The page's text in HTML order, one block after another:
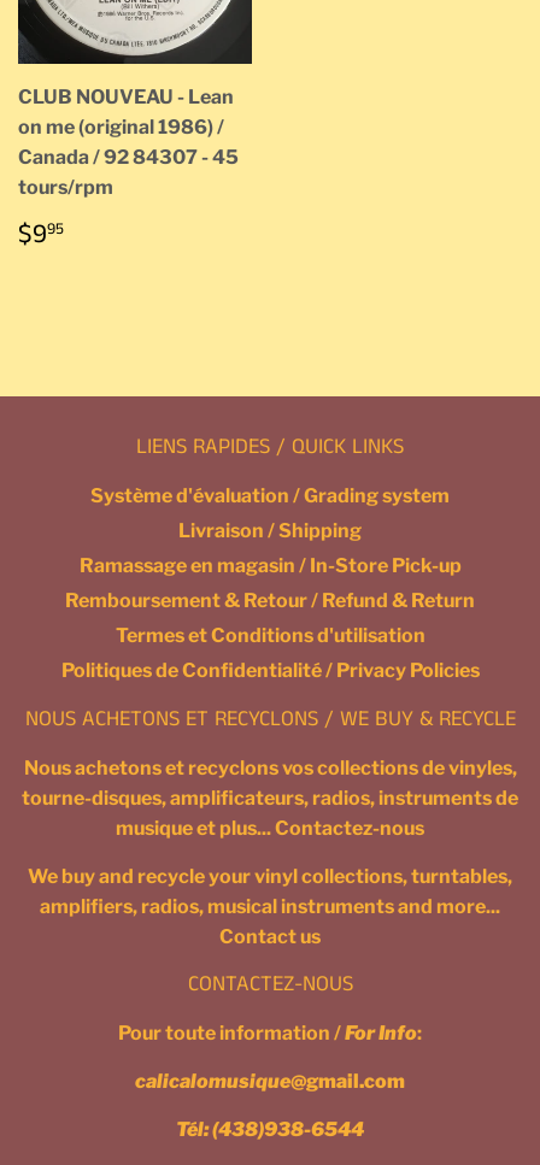
CLUB NOUVEAU - Lean
on me (original 1986) /
Canada / 92 84307 - 45
tours/rpm
PRIX
RÉGULIER
$995
LIENS RAPIDES / QUICK LINKS
Système d'évaluation / Grading system
Livraison / Shipping
Ramassage en magasin / In-Store Pick-up
Remboursement & Retour / Refund & Return
Termes et Conditions d'utilisation
Politiques de Confidentialité / Privacy Policies
NOUS ACHETONS ET RECYCLONS / WE BUY & RECYCLE
Nous achetons et recyclons vos collections de vinyles,
tourne-disques, amplificateurs, radios, instruments de
musique et plus... Contactez-nous
We buy and recycle your vinyl collections, turntables,
amplifiers, radios, musical instruments and more...
Contact us
CONTACTEZ-NOUS
Pour toute information /For Info:
calicalomusique@gmail.com
Tél:(438)938-6544